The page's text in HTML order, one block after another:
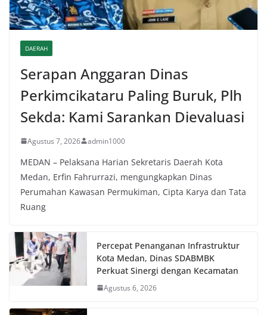
DAERAH
Serapan Anggaran Dinas
Perkimcikataru Paling Buruk, Plh
Sekda: Kami Sarankan Dievaluasi
Agustus 7, 2026 admin1000
MEDAN – Pelaksana Harian Sekretaris Daerah Kota
Medan, Erfin Fahrurrazi, mengungkapkan Dinas
Perumahan Kawasan Permukiman, Cipta Karya dan Tata
Ruang
Percepat Penanganan Infrastruktur
Kota Medan, Dinas SDABMBK
Perkuat Sinergi dengan Kecamatan
Agustus 6, 2026